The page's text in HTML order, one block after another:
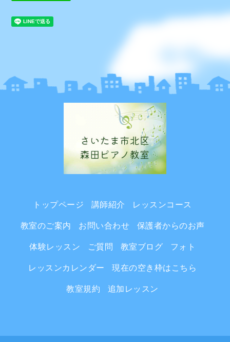
トップページ 講師紹介 レッスンコース
教室のご案内 お問い合わせ 保護者からのお声
体験レッスン ご質問 教室ブログ フォト
レッスンカレンダー 現在の空き枠はこちら
教室規約 追加レッスン